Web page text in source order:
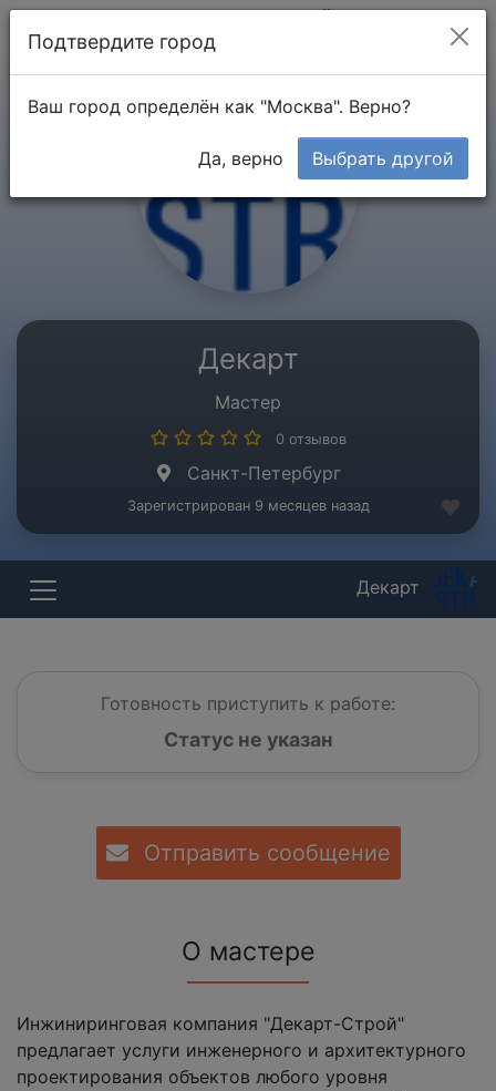
Декарт
Мастер
0 отзывов
Санкт-Петербург
Зарегистрирован 9 месяцев назад
Декарт
Готовность приступить к работе:
Статус не указан
Отправить сообщение
О мастере
Инжиниринговая компания "Декарт-Cтрой"
предлагает услуги инженерного и архитектурного
проектирования объектов любого уровня
Подтвердите город
Ваш город определён как "Москва". Верно?
Да, верно Выбрать другой